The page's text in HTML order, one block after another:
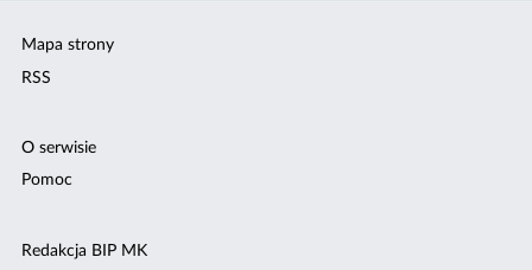
Mapa strony
RSS
O serwisie
Pomoc
Redakcja BIP MK